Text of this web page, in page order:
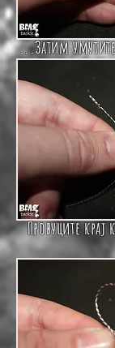
...Затим
Провуците